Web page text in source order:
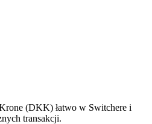
(DKK) łatwo w Switchere i
transakcji.